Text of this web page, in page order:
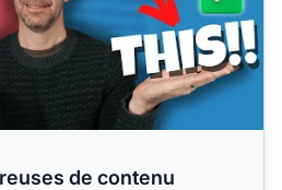
de contenu